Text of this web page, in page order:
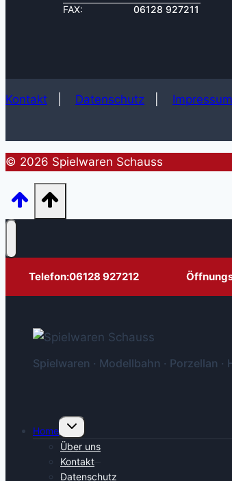
FAX:
06128 927211
Kontakt Datenschutz Impressum
© 2026 Spielwaren Schauss
Telefon:06128 927212
Spielwaren · Modellbahn · Porzellan ·
Home
Untermenü
umschalten
Über uns
Kontakt
Datenschutz